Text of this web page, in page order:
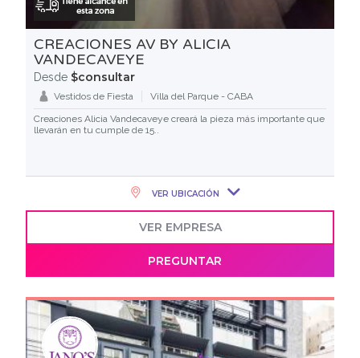
CREACIONES AV BY ALICIA
VANDECAVEYE
Desde $consultar
Vestidos de Fiesta
Villa del Parque - CABA
Creaciones Alicia Vandecaveye creará la pieza más importante que
llevarán en tu cumple de 15..
VER UBICACIÓN
VER EMPRESA
PREGUNTAR